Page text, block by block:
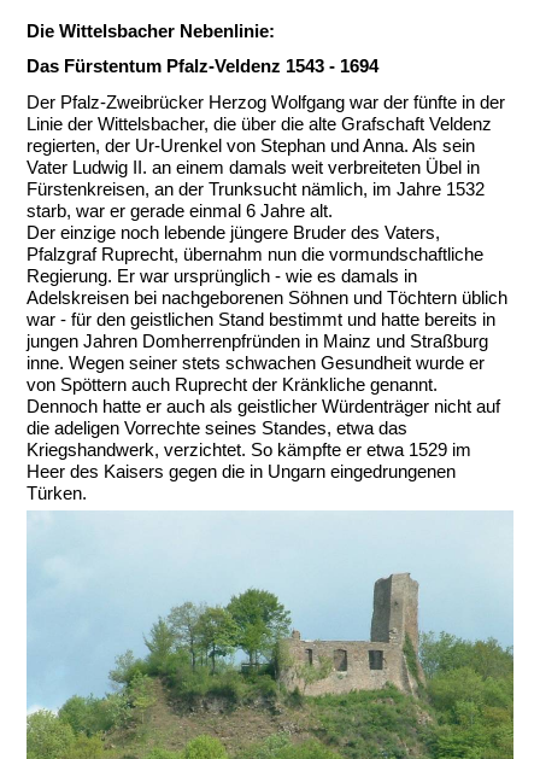
Die Wittelsbacher Nebenlinie:
Das Fürstentum Pfalz-Veldenz 1543 - 1694
Der Pfalz-Zweibrücker Herzog Wolfgang war der fünfte in der
Linie der Wittelsbacher, die über die alte Grafschaft Veldenz
regierten, der Ur-Urenkel von Stephan und Anna. Als sein
Vater Ludwig II. an einem damals weit verbreiteten Übel in
Fürstenkreisen, an der Trunksucht nämlich, im Jahre 1532
starb, war er gerade einmal 6 Jahre alt.
Der einzige noch lebende jüngere Bruder des Vaters,
Pfalzgraf Ruprecht, übernahm nun die vormundschaftliche
Regierung. Er war ursprünglich - wie es damals in
Adelskreisen bei nachgeborenen Söhnen und Töchtern üblich
war - für den geistlichen Stand bestimmt und hatte bereits in
jungen Jahren Domherrenpfründen in Mainz und Straßburg
inne. Wegen seiner stets schwachen Gesundheit wurde er
von Spöttern auch Ruprecht der Kränkliche genannt.
Dennoch hatte er auch als geistlicher Würdenträger nicht auf
die adeligen Vorrechte seines Standes, etwa das
Kriegshandwerk, verzichtet. So kämpfte er etwa 1529 im
Heer des Kaisers gegen die in Ungarn eingedrungenen
Türken.